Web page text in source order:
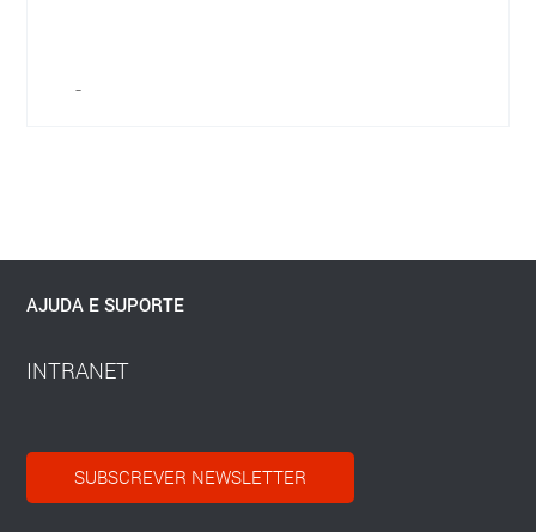
-
AJUDA E SUPORTE
INTRANET
SUBSCREVER NEWSLETTER